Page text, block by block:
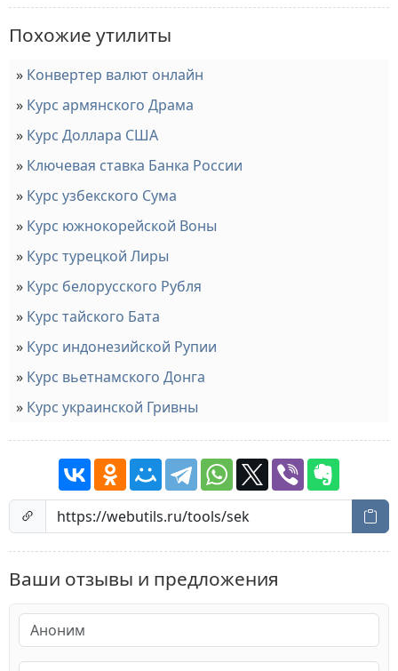
Похожие утилиты
Конвертер валют онлайн
Курс армянского Драма
Курс Доллара США
Ключевая ставка Банка России
Курс узбекского Сума
Курс южнокорейской Воны
Курс турецкой Лиры
Курс белорусского Рубля
Курс тайского Бата
Курс индонезийской Рупии
Курс вьетнамского Донга
Курс украинской Гривны
Ваши отзывы и предложения